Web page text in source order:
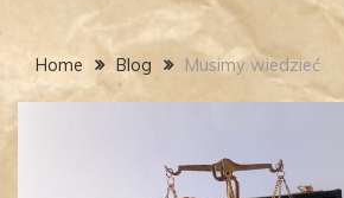
Home Blog Musimy wiedzieć